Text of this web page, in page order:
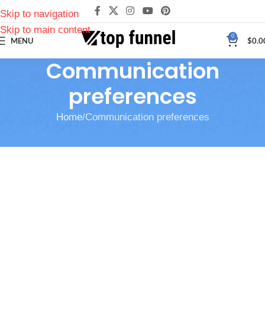
Skip to navigation
Skip to main content
MENU 0 $
Communication
preferences
Home Communication preferences